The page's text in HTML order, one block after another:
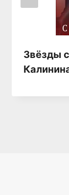
Звёзды